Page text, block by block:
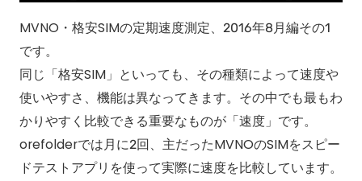
MVNO・格安SIMの定期速度測定、2016年8月編その1
です。
同じ「格安SIM」といっても、その種類によって速度や
使いやすさ、機能は異なってきます。その中でも最もわ
かりやすく比較できる重要なものが「速度」です。
orefolderでは月に2回、主だったMVNOのSIMをスピー
ドテストアプリを使って実際に速度を比較しています。